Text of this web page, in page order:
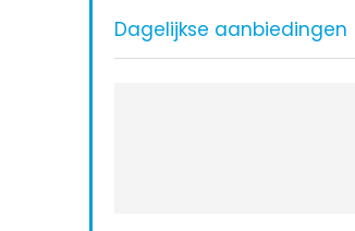
Dagelijkse aanbiedingen